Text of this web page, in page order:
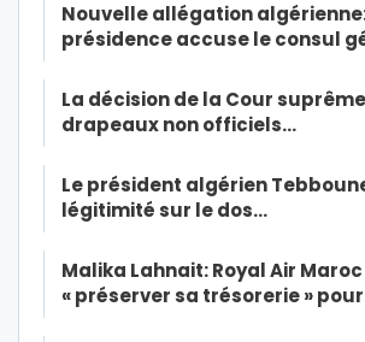
Nouvelle allégation
présidence accuse le consul
La décision de la Cour
drapeaux non officiels…
Le président algérien
légitimité sur le dos…
Malika Lahnait: Royal Air
« préserver sa trésorerie »